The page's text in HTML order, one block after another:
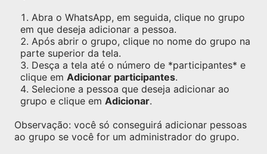
Abra o WhatsApp, em seguida, clique no grupo
em que deseja adicionar a pessoa.
Após abrir o grupo, clique no nome do grupo na
parte superior da tela.
Desça a tela até o número de *participantes* e
clique em Adicionar participantes.
Selecione a pessoa que deseja adicionar ao
grupo e clique em Adicionar.
Observação: você só conseguirá adicionar pessoas
ao grupo se você for um administrador do grupo.